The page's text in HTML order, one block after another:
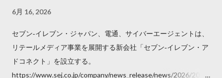
6月 16, 2026
セブン‐イレブン・ジャパン、電通、サイバーエージェントは、
リテールメディア事業を展開する新会社「セブン‐イレブン・ア
ドコネクト」を設立する。
https://www.sej.co.jp/company/news_release/news/2026/2026